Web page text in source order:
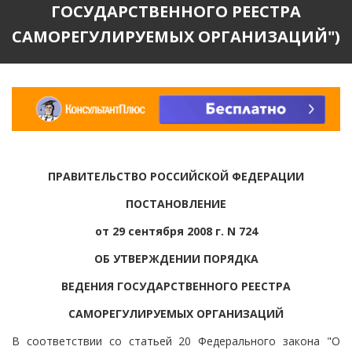
ГОСУДАРСТВЕННОГО РЕЕСТРА
САМОРЕГУЛИРУЕМЫХ ОРГАНИЗАЦИЙ")
ПРАВИТЕЛЬСТВО РОССИЙСКОЙ ФЕДЕРАЦИИ
ПОСТАНОВЛЕНИЕ
от 29 сентября 2008 г. N 724
ОБ УТВЕРЖДЕНИИ ПОРЯДКА
ВЕДЕНИЯ ГОСУДАРСТВЕННОГО РЕЕСТРА
САМОРЕГУЛИРУЕМЫХ ОРГАНИЗАЦИЙ
В соответствии со статьей 20 Федерального закона "О